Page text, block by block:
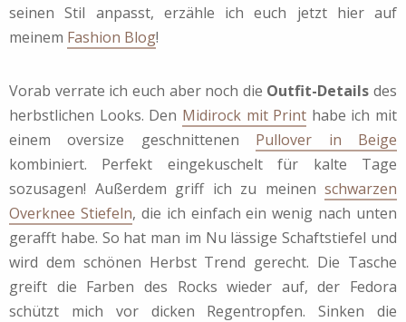
seinen Stil anpasst, erzähle ich euch jetzt hier auf
meinem Fashion Blog!
Vorab verrate ich euch aber noch die Outfit-Details des
herbstlichen Looks. Den Midirock mit Print habe ich mit
einem oversize geschnittenen Pullover in Beige
kombiniert. Perfekt eingekuschelt für kalte Tage
sozusagen! Außerdem griff ich zu meinen schwarzen
Overknee Stiefeln, die ich einfach ein wenig nach unten
gerafft habe. So hat man im Nu lässige Schaftstiefel und
wird dem schönen Herbst Trend gerecht. Die Tasche
greift die Farben des Rocks wieder auf, der Fedora
schützt mich vor dicken Regentropfen. Sinken die